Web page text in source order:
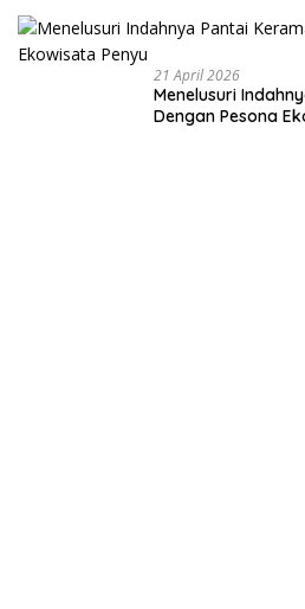
21 April 2026
Menelusuri
Dengan Pesona